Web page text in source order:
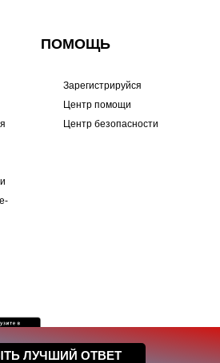
ПОМОЩЬ
Зарегистрируйся
Центр помощи
Центр безопасности
ЛУЧШИЙ ОТВЕТ